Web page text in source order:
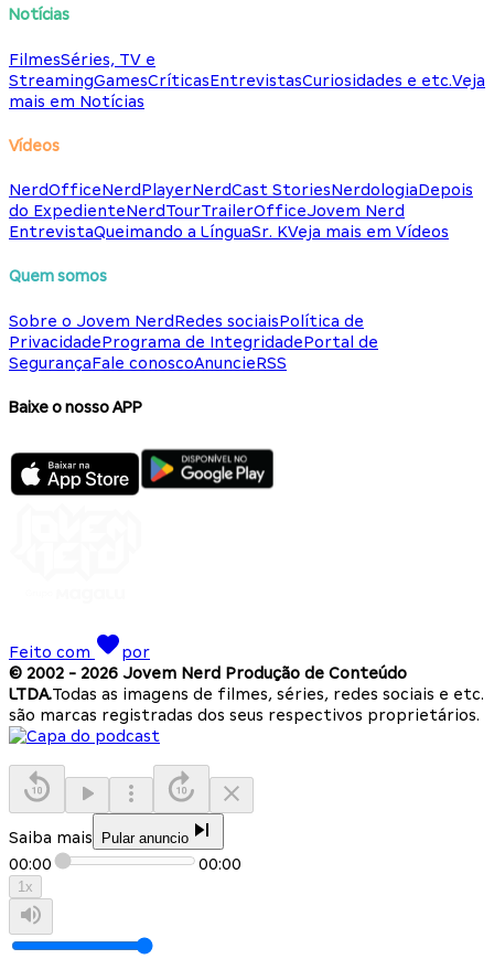
Notícias
FilmesSéries, TV e
StreamingGamesCríticasEntrevistasCuriosidades e etc.Veja
mais em Notícias
Vídeos
NerdOfficeNerdPlayerNerdCast StoriesNerdologiaDepois
do ExpedienteNerdTourTrailerOfficeJovem Nerd
EntrevistaQueimando a LínguaSr. KVeja mais em Vídeos
Quem somos
Sobre o Jovem NerdRedes sociaisPolítica de
PrivacidadePrograma de IntegridadePortal de
SegurançaFale conoscoAnuncieRSS
Baixe o nosso APP
Feito com
por
© 2002 - 2026 Jovem Nerd Produção de Conteúdo
LTDA.Todas as imagens de filmes, séries, redes sociais e etc.
são marcas registradas dos seus respectivos proprietários.
Saiba mais Pular anuncio
00:00 00:00
1x